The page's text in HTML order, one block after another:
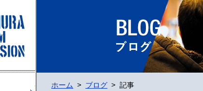
土浦フィルムコミッションホームページ
インフォメーション
ホーム > ブログ > 記事